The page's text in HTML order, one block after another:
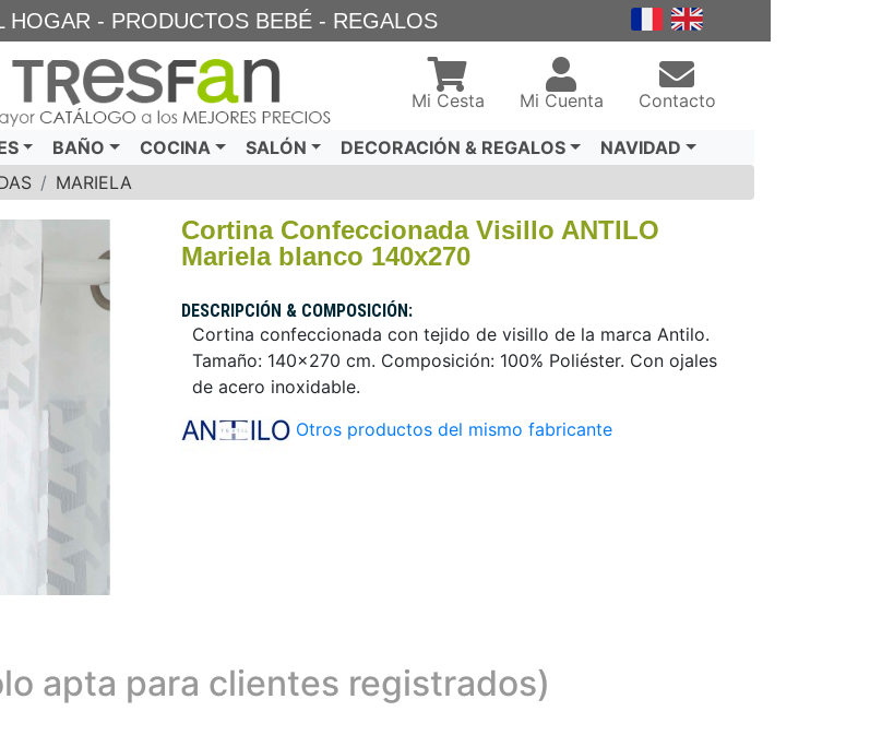
HOGAR - PRODUCTOS BEBÉ - REGALOS
Mi Cesta Mi Cuenta Contacto
BAÑO COCINA SALÓN DECORACIÓN & REGALOS
NAVIDAD
MARIELA
Cortina Confeccionada Visillo ANTILO
Mariela blanco 140x270
DESCRIPCIÓN & COMPOSICIÓN:
Cortina confeccionada con tejido de visillo de la marca Antilo.
Tamaño: 140x270 cm. Composición: 100% Poliéster. Con ojales
de acero inoxidable.
Otros productos del mismo fabricante
apta para clientes registrados)